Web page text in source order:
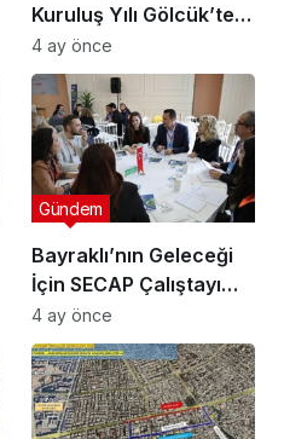
Kuruluş Yılı Gölcük’te
Törenle Kutlandı
4 ay önce
Bayraklı’nın Geleceği
İçin SECAP Çalıştayı
Düzenlendi
Gündem
4 ay önce